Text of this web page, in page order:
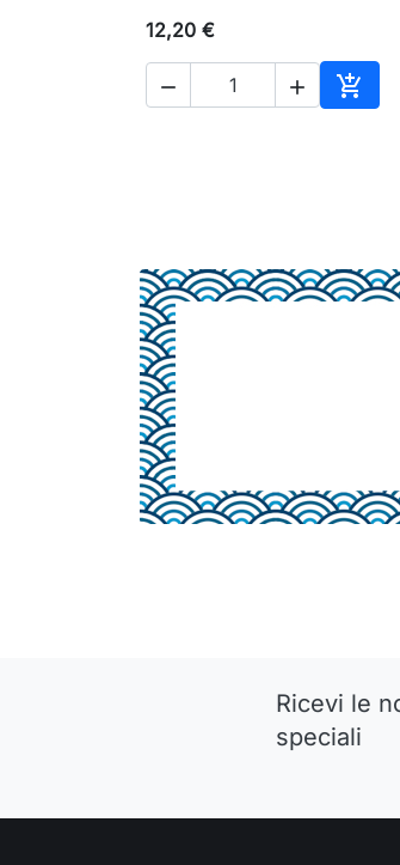
12,20 €
  
Ricevi le
speciali